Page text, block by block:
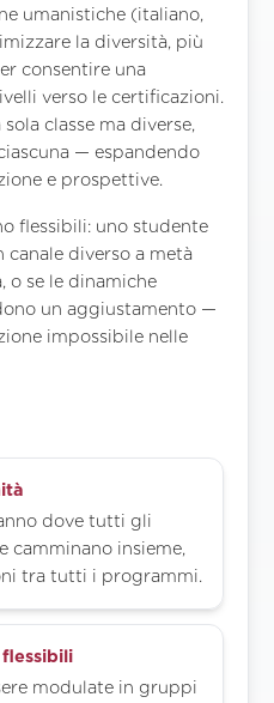
umanistiche (italiano,
la diversità, più
consentire una
verso le certificazioni.
classe ma diverse,
— espandendo
e prospettive.
flessibili: uno studente
canale diverso a metà
o se le dinamiche
un aggiustamento —
impossibile nelle
dove tutti gli
camminano insieme,
tra tutti i programmi.
modulate in gruppi